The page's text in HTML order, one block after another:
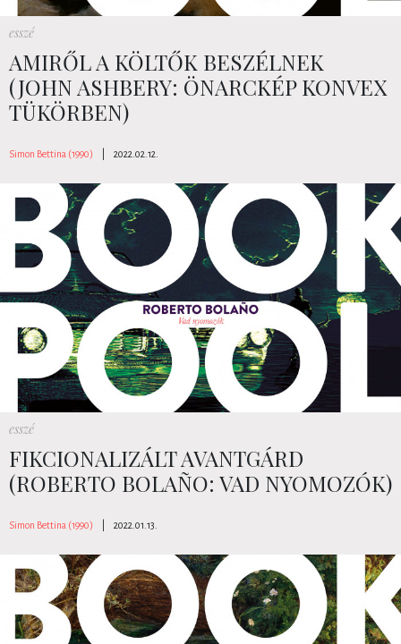
esszé
AMIRŐL A KÖLTŐK BESZÉLNEK
(JOHN ASHBERY: ÖNARCKÉP KONVEX
TÜKÖRBEN)
Simon Bettina (1990) 2022.02.12.
esszé
FIKCIONALIZÁLT AVANTGÁRD
(ROBERTO BOLAÑO: VAD NYOMOZÓK)
Simon Bettina (1990) 2022.01.13.